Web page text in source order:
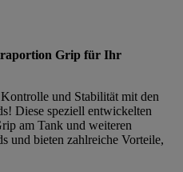
Grip für Ihr
und Stabilität mit den
Diese speziell entwickelten
am Tank und weiteren
und bieten zahlreiche Vorteile,